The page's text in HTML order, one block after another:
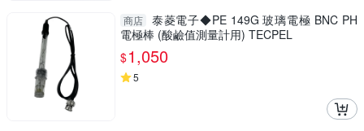
商店
泰菱電子◆PE 149G 玻璃電極 BNC PH
電極棒 (酸鹼值測量計用) TECPEL
$1,050
5